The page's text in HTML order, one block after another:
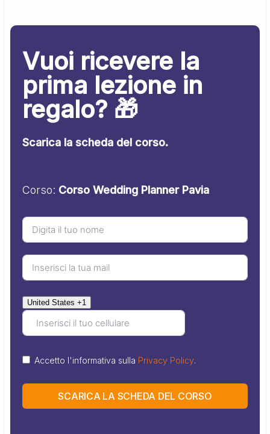
Vuoi ricevere la
prima lezione in
regalo? 🎁
Scarica la scheda del corso.
Corso: Corso Wedding Planner Pavia
United States +1
Accetto l'informativa sulla Privacy Policy.
SCARICA LA SCHEDA DEL CORSO